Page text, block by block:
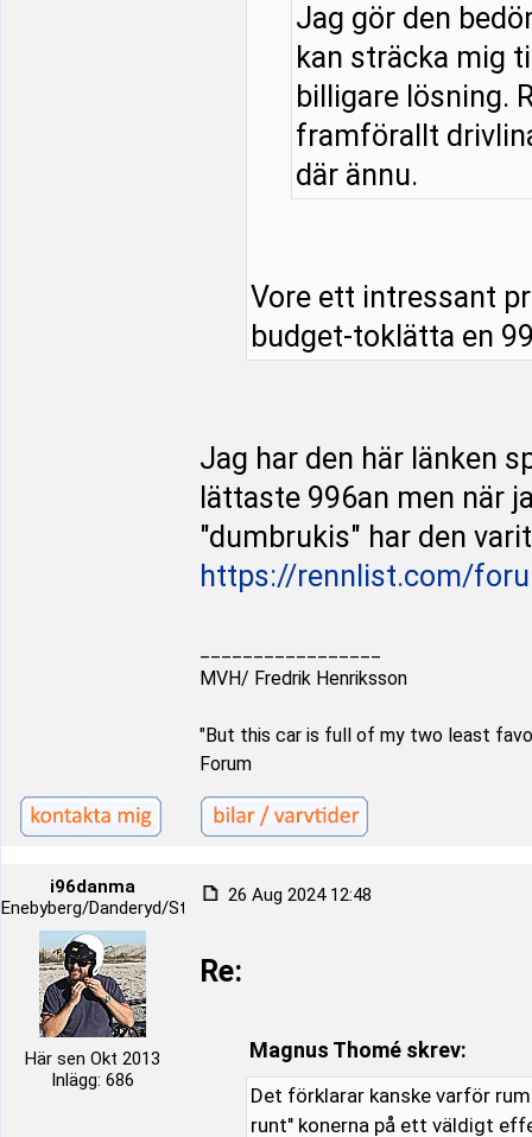
Jag gör den
kan sträcka mig
billigare lösning.
framförallt
där ännu.
Vore ett intressant
budget-toklätta en
Jag har den här länken
lättaste 996an men när
"dumbrukis" har den
https://rennlist.com/
MVH/ Fredrik Henriksson
"But this car is full of my two least
Forum
i96danma
Enebyberg/Danderyd/Stockholm
Här sen Okt 2013
Inlägg: 686
26 Aug 2024 12:48
Re:
Magnus Thomé skrev:
Det förklarar kanske varför
runt" konerna på ett väldigt